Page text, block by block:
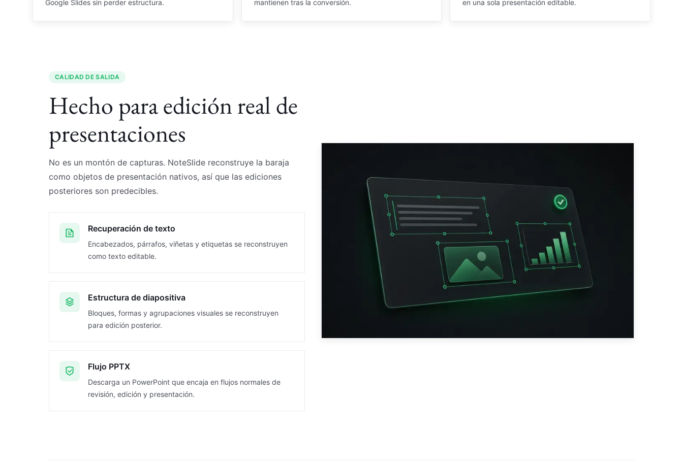
Google Slides sin perder estructura.
mantienen tras la conversión.
en una sola presentación editable.
CALIDAD DE SALIDA
Hecho para edición real de
presentaciones
No es un montón de capturas. NoteSlide reconstruye la baraja
como objetos de presentación nativos, así que las ediciones
posteriores son predecibles.
Recuperación de texto
Encabezados, párrafos, viñetas y etiquetas se reconstruyen
como texto editable.
Estructura de diapositiva
Bloques, formas y agrupaciones visuales se reconstruyen
para edición posterior.
Flujo PPTX
Descarga un PowerPoint que encaja en flujos normales de
revisión, edición y presentación.